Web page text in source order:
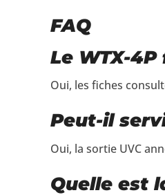
FAQ
Le WTX-
Oui, les fiches
Peut-il
Oui, la sortie UVC
Quelle est